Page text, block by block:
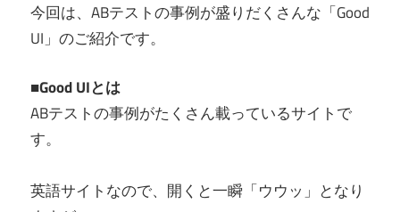
今回は、ABテストの事例が盛りだくさんな「Good
UI」のご紹介です。
■Good UIとは
ABテストの事例がたくさん載っているサイトで
す。
英語サイトなので、開くと一瞬「ウウッ」となり